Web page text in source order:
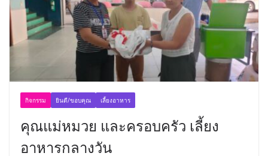
กิจกรรม ยินดี/ขอบคุณ เลี้ยงอาหาร
คุณแม่หมวย และครอบครัว เลี้ยง
อาหารกลางวัน